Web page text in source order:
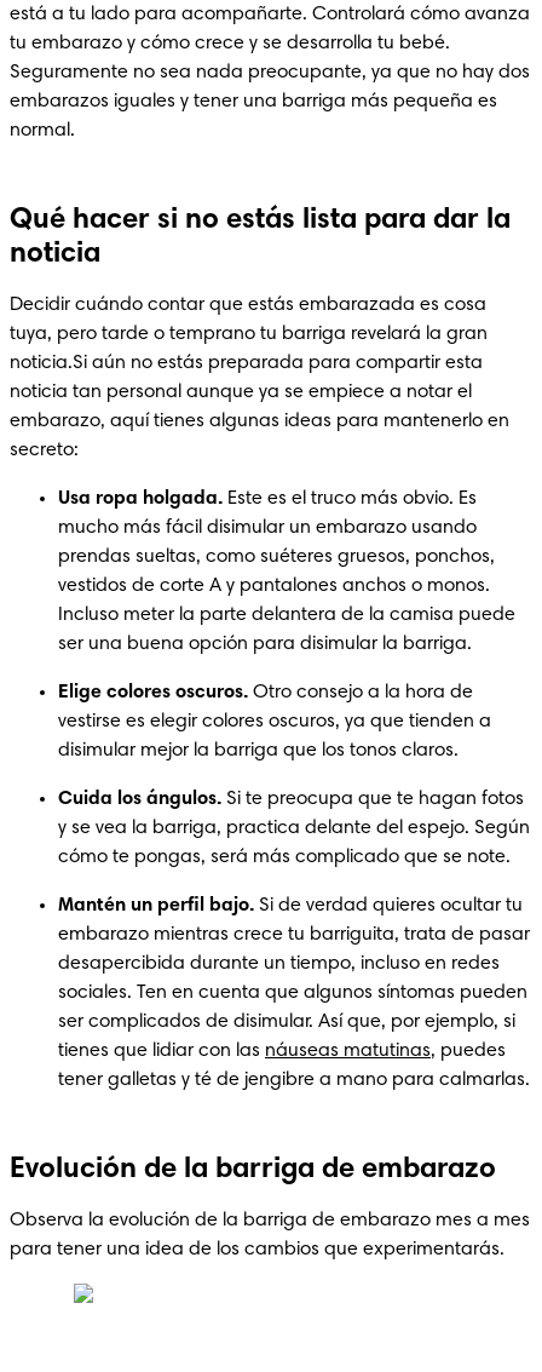
está a tu lado para acompañarte. Controlará cómo avanza
tu embarazo y cómo crece y se desarrolla tu bebé.
Seguramente no sea nada preocupante, ya que no hay dos
embarazos iguales y tener una barriga más pequeña es
normal.
Qué hacer si no estás lista para dar la
noticia
Decidir cuándo contar que estás embarazada es cosa
tuya, pero tarde o temprano tu barriga revelará la gran
noticia.Si aún no estás preparada para compartir esta
noticia tan personal aunque ya se empiece a notar el
embarazo, aquí tienes algunas ideas para mantenerlo en
secreto:
Usa ropa holgada. Este es el truco más obvio. Es
mucho más fácil disimular un embarazo usando
prendas sueltas, como suéteres gruesos, ponchos,
vestidos de corte A y pantalones anchos o monos.
Incluso meter la parte delantera de la camisa puede
ser una buena opción para disimular la barriga.
Elige colores oscuros. Otro consejo a la hora de
vestirse es elegir colores oscuros, ya que tienden a
disimular mejor la barriga que los tonos claros.
Cuida los ángulos. Si te preocupa que te hagan fotos
y se vea la barriga, practica delante del espejo. Según
cómo te pongas, será más complicado que se note.
Mantén un perfil bajo. Si de verdad quieres ocultar tu
embarazo mientras crece tu barriguita, trata de pasar
desapercibida durante un tiempo, incluso en redes
sociales. Ten en cuenta que algunos síntomas pueden
ser complicados de disimular. Así que, por ejemplo, si
tienes que lidiar con las náuseas matutinas, puedes
tener galletas y té de jengibre a mano para calmarlas.
Evolución de la barriga de embarazo
Observa la evolución de la barriga de embarazo mes a mes
para tener una idea de los cambios que experimentarás.